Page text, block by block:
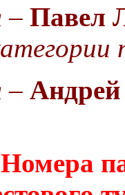
– Павел
– Андрей
пар